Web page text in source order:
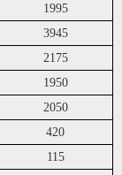
1995
3945
2175
1950
2050
420
115